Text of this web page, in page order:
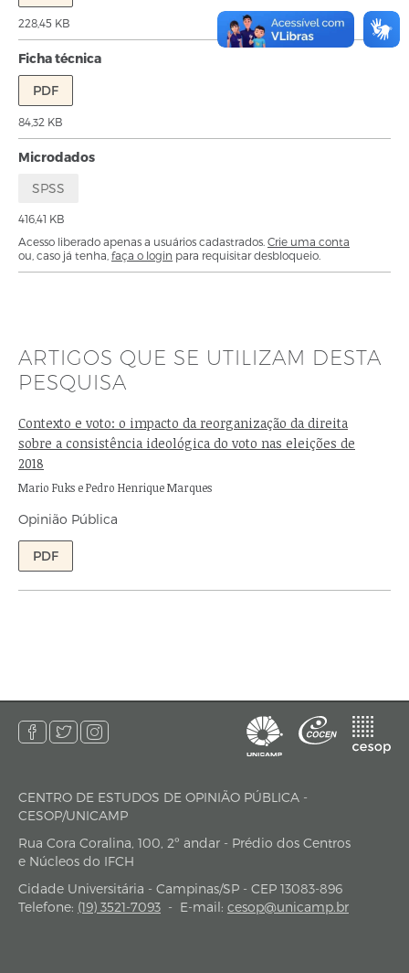
228,45 KB
Ficha técnica
PDF
84,32 KB
Microdados
SPSS
416,41 KB
Acesso liberado apenas a usuários cadastrados. Crie uma conta
ou, caso já tenha, faça o login para requisitar desbloqueio.
ARTIGOS QUE SE UTILIZAM DESTA
PESQUISA
Contexto e voto: o impacto da reorganização da direita
sobre a consistência ideológica do voto nas eleições de
2018
Autores:
Mario Fuks e Pedro Henrique Marques
Opinião Pública
PDF
endereço
CENTRO DE ESTUDOS DE OPINIÃO PÚBLICA -
CESOP/UNICAMP
Rua Cora Coralina, 100, 2º andar - Prédio dos Centros
e Núcleos do IFCH
Cidade Universitária - Campinas/SP - CEP 13083-896
Telefone: (19) 3521-7093 - E-mail: cesop@unicamp.br